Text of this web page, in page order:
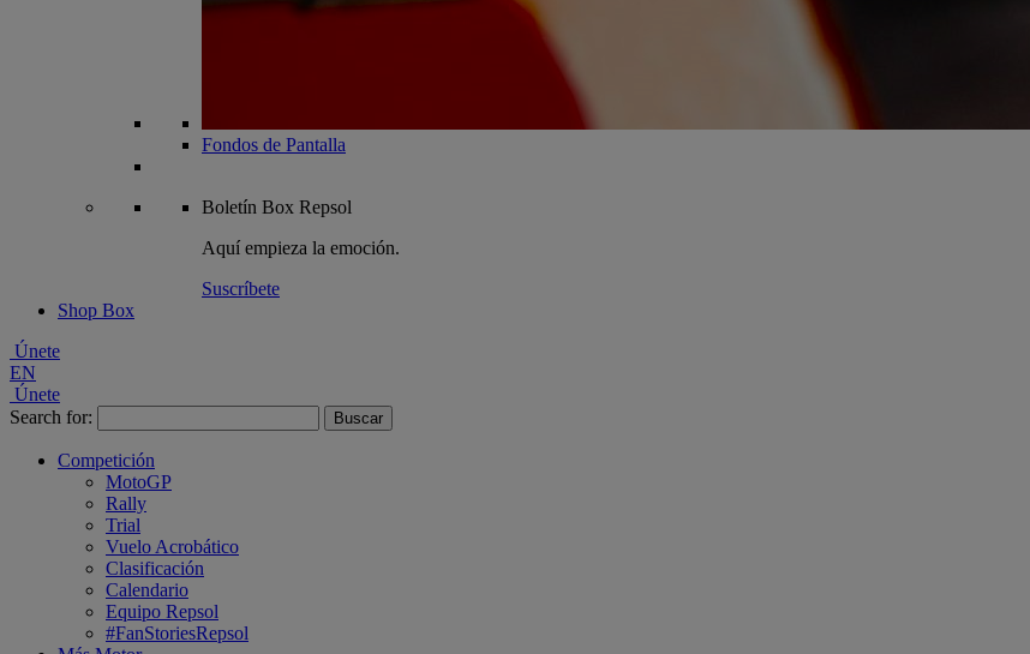
Fondos de Pantalla
Boletín Box Repsol
Aquí empieza la emoción.
Suscríbete
Shop Box
Únete
EN
Únete
Search for:
Competición
MotoGP
Rally
Trial
Vuelo Acrobático
Clasificación
Calendario
Equipo Repsol
#FanStoriesRepsol